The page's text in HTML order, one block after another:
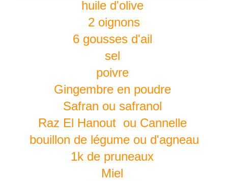
huile d'olive
2 oignons
6 gousses d'ail
sel
poivre
Gingembre en poudre
Safran ou safranol
Raz El Hanout ou Cannelle
bouillon de légume ou d'agneau
1k de pruneaux
Miel